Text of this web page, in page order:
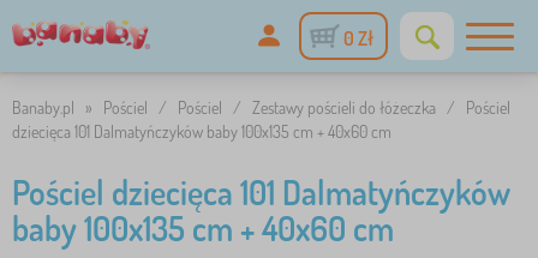
0 Zł
Banaby.pl » Pościel / Pościel / Zestawy pościeli do łóżeczka /
Pościel
dziecięca 101 Dalmatyńczyków baby 100x135 cm + 40x60 cm
Pościel dziecięca 101 Dalmatyńczyków
baby 100x135 cm + 40x60 cm